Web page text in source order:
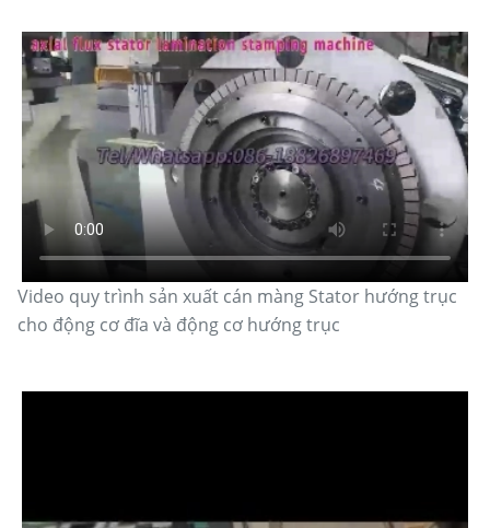
Video quy trình sản xuất cán màng Stator hướng trục
cho động cơ đĩa và động cơ hướng trục